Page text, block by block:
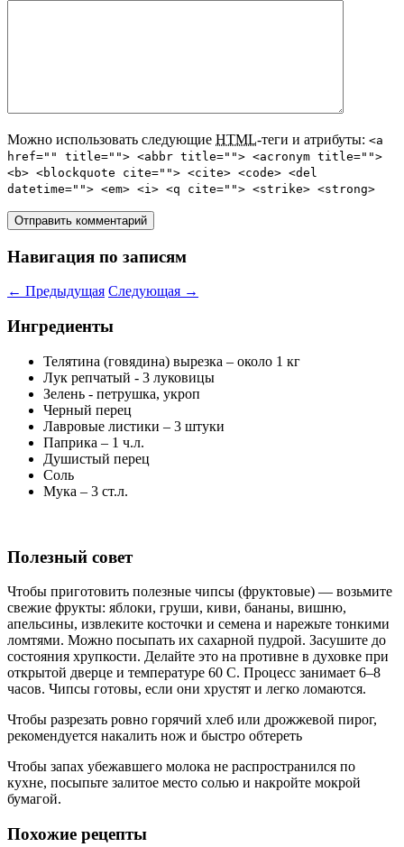
Можно использовать следующие HTML-теги и атрибуты: <a
href="" title=""> <abbr title=""> <acronym title="">
<b> <blockquote cite=""> <cite> <code> <del
datetime=""> <em> <i> <q cite=""> <strike> <strong>
Навигация по записям
← Предыдущая Следующая →
Ингредиенты
Телятина (говядина) вырезка – около 1 кг
Лук репчатый - 3 луковицы
Зелень - петрушка, укроп
Черный перец
Лавровые листики – 3 штуки
Паприка – 1 ч.л.
Душистый перец
Соль
Мука – 3 ст.л.
Полезный совет
Чтобы приготовить полезные чипсы (фруктовые) — возьмите
свежие фрукты: яблоки, груши, киви, бананы, вишню,
апельсины, извлеките косточки и семена и нарежьте тонкими
ломтями. Можно посыпать их сахарной пудрой. Засушите до
состояния хрупкости. Делайте это на противне в духовке при
открытой дверце и температуре 60 С. Процесс занимает 6–8
часов. Чипсы готовы, если они хрустят и легко ломаются.
Чтобы разрезать ровно горячий хлеб или дрожжевой пирог,
рекомендуется накалить нож и быстро обтереть
Чтобы запах убежавшего молока не распространился по
кухне, посыпьте залитое место солью и накройте мокрой
бумагой.
Похожие рецепты